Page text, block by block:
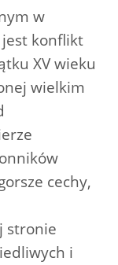
w
jest konflikt
XV wieku
wielkim
cechy,
stronie
i